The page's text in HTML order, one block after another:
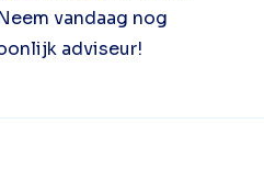
vandaag nog
adviseur!